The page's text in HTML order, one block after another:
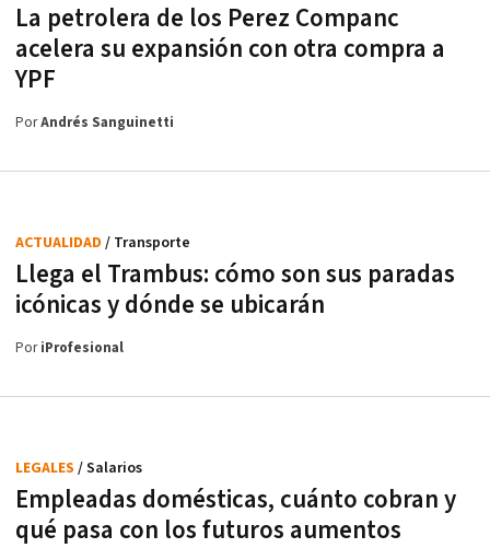
La petrolera de los Perez Companc
acelera su expansión con otra compra a
YPF
PorAndrés Sanguinetti
Llega el Trambus: cómo son sus paradas
icónicas y dónde se ubicarán
ACTUALIDAD / Transporte
PoriProfesional
Empleadas domésticas, cuánto cobran y
qué pasa con los futuros aumentos
LEGALES / Salarios